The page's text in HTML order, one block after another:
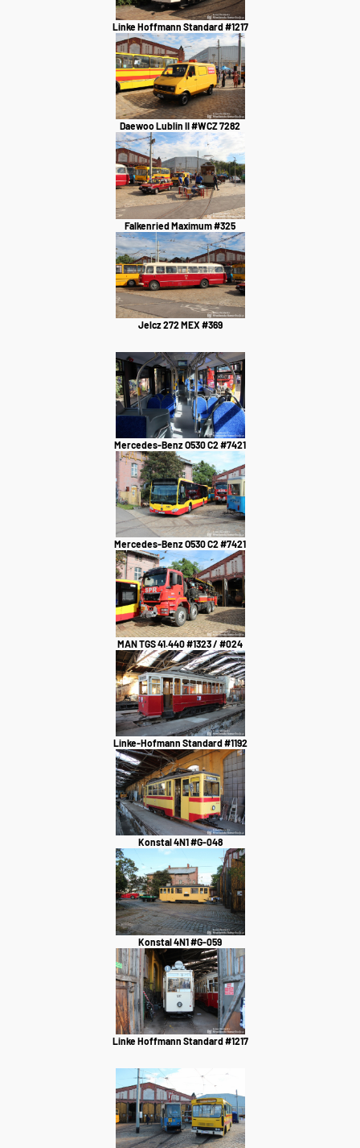
Linke Hoffmann Standard #1217
Daewoo Lublin II #WCZ 7282
Falkenried Maximum #325
Jelcz 272 MEX #369
Mercedes-Benz O530 C2 #7421
Mercedes-Benz O530 C2 #7421
MAN TGS 41.440 #1323 / #024
Linke-Hofmann Standard #1192
Konstal 4N1 #G-048
Konstal 4N1 #G-059
Linke Hoffmann Standard #1217